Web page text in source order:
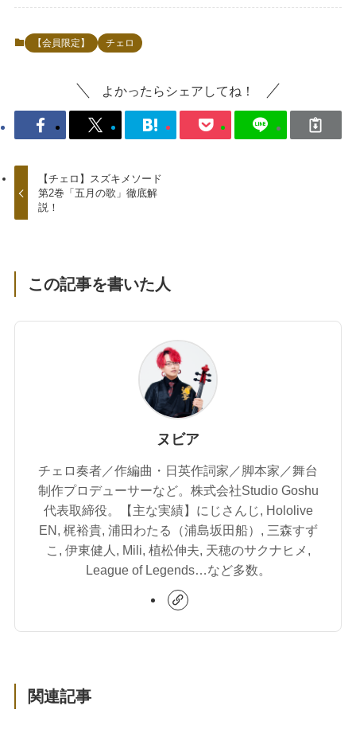
【会員限定】 チェロ
よかったらシェアしてね！
【チェロ】スズキメソード
第2巻「五月の歌」徹底解
説！
この記事を書いた人
ヌビア
チェロ奏者／作編曲・日英作詞家／脚本家／舞台
制作プロデューサーなど。株式会社Studio Goshu
代表取締役。【主な実績】にじさんじ, Hololive
EN, 梶裕貴, 浦田わたる（浦島坂田船）, 三森すず
こ, 伊東健人, Mili, 植松伸夫, 天穂のサクナヒメ,
League of Legends…など多数。
関連記事